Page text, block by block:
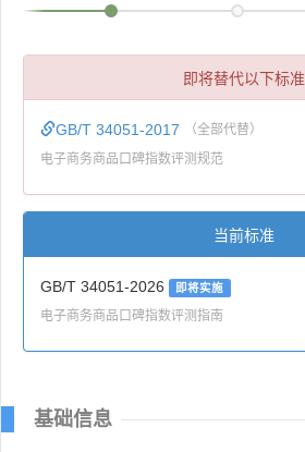
即将替代以下标准
GB/T 34051-2017 （全部代替）
电子商务商品口碑指数评测规范
当前标准
GB/T 34051-2026 即将实施
电子商务商品口碑指数评测指南
基础信息